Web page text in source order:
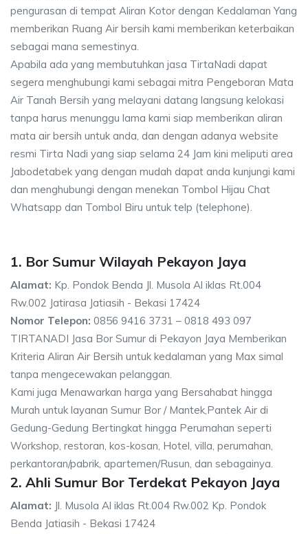
pengurasan di tempat Aliran Kotor dengan Kedalaman Yang
memberikan Ruang Air bersih kami memberikan keterbaikan
sebagai mana semestinya.
Apabila ada yang membutuhkan jasa TirtaNadi dapat
segera menghubungi kami sebagai mitra Pengeboran Mata
Air Tanah Bersih yang melayani datang langsung kelokasi
tanpa harus menunggu lama kami siap memberikan aliran
mata air bersih untuk anda, dan dengan adanya website
resmi Tirta Nadi yang siap selama 24 Jam kini meliputi area
Jabodetabek yang dengan mudah dapat anda kunjungi kami
dan menghubungi dengan menekan Tombol Hijau Chat
Whatsapp dan Tombol Biru untuk telp (telephone).
1. Bor Sumur Wilayah Pekayon Jaya
Alamat: Kp. Pondok Benda Jl. Musola Al iklas Rt.004
Rw.002 Jatirasa Jatiasih - Bekasi 17424
Nomor Telepon: 0856 9416 3731 – 0818 493 097
TIRTANADI Jasa Bor Sumur di Pekayon Jaya Memberikan
Kriteria Aliran Air Bersih untuk kedalaman yang Max simal
tanpa mengecewakan pelanggan.
Kami juga Menawarkan harga yang Bersahabat hingga
Murah untuk layanan Sumur Bor / Mantek,Pantek Air di
Gedung-Gedung Bertingkat hingga Perumahan seperti
Workshop, restoran, kos-kosan, Hotel, villa, perumahan,
perkantoran/pabrik, apartemen/Rusun, dan sebagainya.
2. Ahli Sumur Bor Terdekat Pekayon Jaya
Alamat: Jl. Musola Al iklas Rt.004 Rw.002 Kp. Pondok
Benda Jatiasih - Bekasi 17424